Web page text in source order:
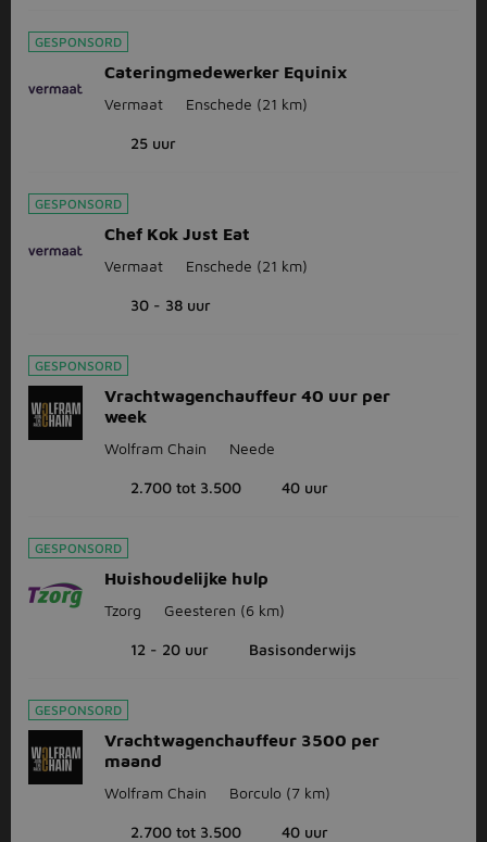
GESPONSORD
Cateringmedewerker Equinix
Vermaat Enschede (21 km)
25 uur
GESPONSORD
Chef Kok Just Eat
Vermaat Enschede (21 km)
30 - 38 uur
GESPONSORD
Vrachtwagenchauffeur 40 uur per
week
Wolfram Chain Neede
2.700 tot 3.500 40 uur
GESPONSORD
Huishoudelijke hulp
Tzorg Geesteren (6 km)
12 - 20 uur Basisonderwijs
GESPONSORD
Vrachtwagenchauffeur 3500 per
maand
Wolfram Chain Borculo (7 km)
2.700 tot 3.500 40 uur